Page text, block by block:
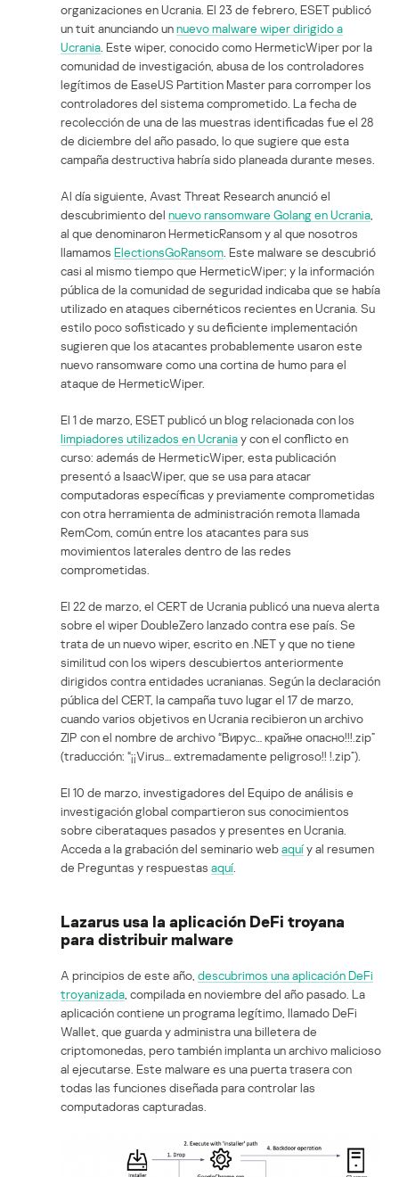
organizaciones en Ucrania. El 23 de febrero, ESET publicó
un tuit anunciando unnuevo malware wiper dirigido a
Ucrania. Este wiper, conocido como HermeticWiper por la
comunidad de investigación, abusa de los controladores
legítimos de EaseUS Partition Master para corromper los
controladores del sistema comprometido. La fecha de
recolección de una de las muestras identificadas fue el 28
de diciembre del año pasado, lo que sugiere que esta
campaña destructiva habría sido planeada durante meses.
Al día siguiente, Avast Threat Research anunció el
descubrimiento del nuevo ransomware Golang en Ucrania,
al que denominaron HermeticRansom y al que nosotros
llamamos ElectionsGoRansom. Este malware se descubrió
casi al mismo tiempo que HermeticWiper; y la información
pública de la comunidad de seguridad indicaba que se había
utilizado en ataques cibernéticos recientes en Ucrania. Su
estilo poco sofisticado y su deficiente implementación
sugieren que los atacantes probablemente usaron este
nuevo ransomware como una cortina de humo para el
ataque de HermeticWiper.
El 1 de marzo, ESET publicó un blog relacionada con los
limpiadores utilizados en Ucraniay con el conflicto en
curso: además de HermeticWiper, esta publicación
presentó a IsaacWiper, que se usa para atacar
computadoras específicas y previamente comprometidas
con otra herramienta de administración remota llamada
RemCom, común entre los atacantes para sus
movimientos laterales dentro de las redes
comprometidas.
El 22 de marzo, el CERT de Ucrania publicó una nueva alerta
sobre el wiper DoubleZero lanzado contra ese país. Se
trata de un nuevo wiper, escrito en .NET y que no tiene
similitud con los wipers descubiertos anteriormente
dirigidos contra entidades ucranianas. Según la declaración
pública del CERT, la campaña tuvo lugar el 17 de marzo,
cuando varios objetivos en Ucrania recibieron un archivo
ZIP con el nombre de archivo “Вирус… крайне опасно!!!.zip”
(traducción: “¡¡Virus… extremadamente peligroso!! !.zip”).
El 10 de marzo, investigadores del Equipo de análisis e
investigación global compartieron sus conocimientos
sobre ciberataques pasados y presentes en Ucrania.
Acceda a la grabación del seminario webaquíy al resumen
de Preguntas y respuestas aquí.
Lazarus usa la aplicación DeFi troyana
para distribuir malware
A principios de este año, descubrimos una aplicación DeFi
troyanizada, compilada en noviembre del año pasado. La
aplicación contiene un programa legítimo, llamado DeFi
Wallet, que guarda y administra una billetera de
criptomonedas, pero también implanta un archivo malicioso
al ejecutarse. Este malware es una puerta trasera con
todas las funciones diseñada para controlar las
computadoras capturadas.